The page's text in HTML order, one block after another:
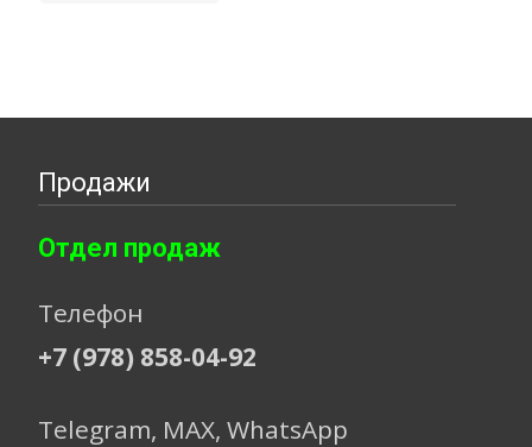
Продажи
Отдел продаж
Телефон
+7 (978) 858-04-92
Telegram, МАХ, WhatsApp